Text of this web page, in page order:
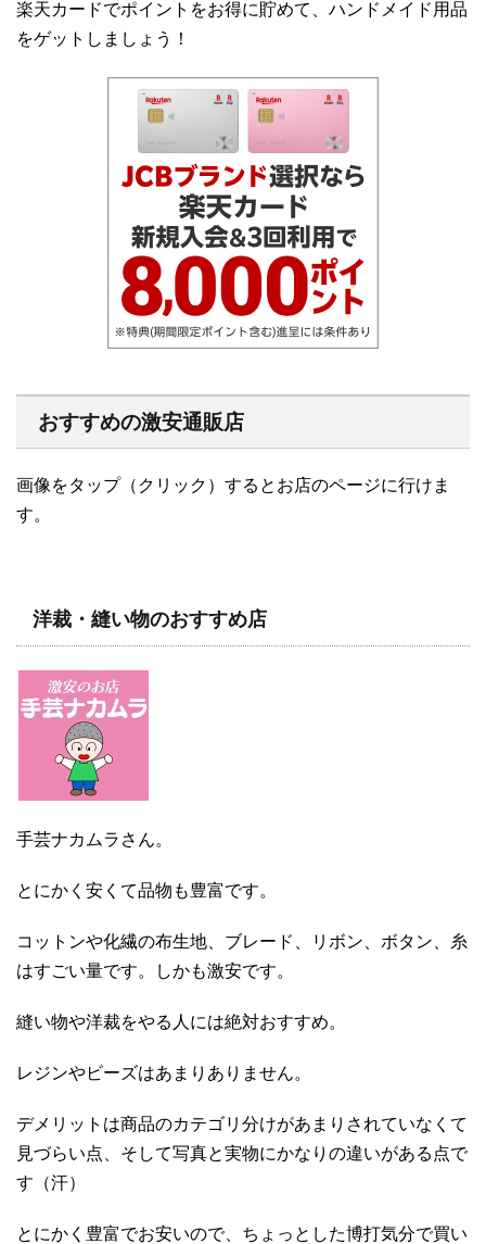
楽天カードでポイントをお得に貯めて、ハンドメイド用品
をゲットしましょう！
おすすめの激安通販店
画像をタップ（クリック）するとお店のページに行けま
す。
洋裁・縫い物のおすすめ店
手芸ナカムラさん。
とにかく安くて品物も豊富です。
コットンや化繊の布生地、ブレード、リボン、ボタン、糸
はすごい量です。しかも激安です。
縫い物や洋裁をやる人には絶対おすすめ。
レジンやビーズはあまりありません。
デメリットは商品のカテゴリ分けがあまりされていなくて
見づらい点、そして写真と実物にかなりの違いがある点で
す（汗）
とにかく豊富でお安いので、ちょっとした博打気分で買い